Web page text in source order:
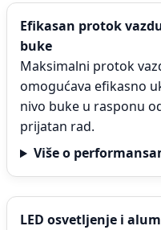
Efikasan protok
buke
Maksimalni protok
omogućava efikasno
nivo buke u rasponu
prijatan rad.
Više o
LED osvetljenje i